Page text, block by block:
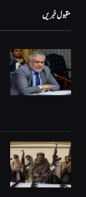
مقبول خبریں